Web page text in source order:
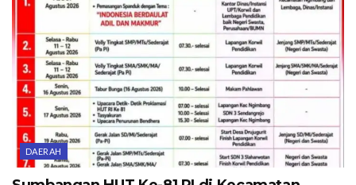
DAERAH